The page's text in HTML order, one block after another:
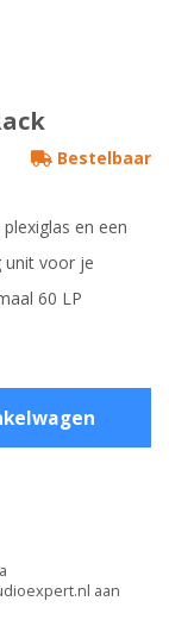
Bestelbaar
en een
unit voor je
60 LP
aan